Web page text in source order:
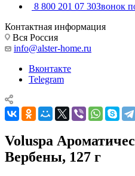
8 800 201 07 30Звонок
Контактная информация
Вся Россия
info@alster-home.ru
Вконтакте
Telegram
Voluspa
Вербены, 127 г